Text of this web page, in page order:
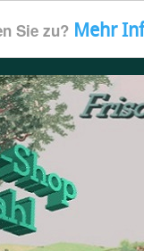
Sie zu? Mehr